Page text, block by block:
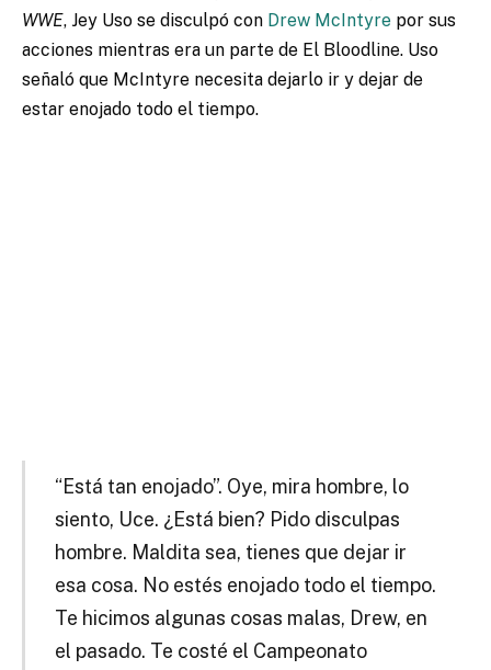
WWE, Jey Uso se disculpó con Drew McIntyre por sus
acciones mientras era un parte de El Bloodline. Uso
señaló que McIntyre necesita dejarlo ir y dejar de
estar enojado todo el tiempo.
“Está tan enojado”. Oye, mira hombre, lo
siento, Uce. ¿Está bien? Pido disculpas
hombre. Maldita sea, tienes que dejar ir
esa cosa. No estés enojado todo el tiempo.
Te hicimos algunas cosas malas, Drew, en
el pasado. Te costé el Campeonato